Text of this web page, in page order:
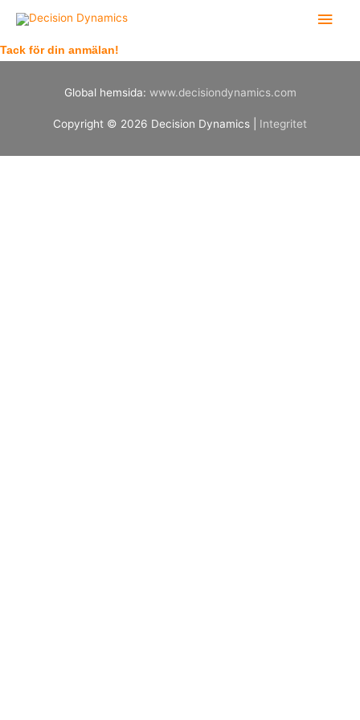
innehåll
Tack för din anmälan!
Global hemsida: www.decisiondynamics.com
Copyright © 2026 Decision Dynamics Integritet